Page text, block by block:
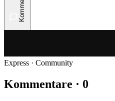
Express · Community
Kommentare · 0